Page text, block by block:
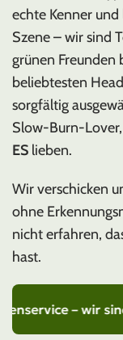
echte Kenner
Szene – wir sind
grünen Freunden
beliebtesten
sorgfältig
Slow-Burn-Lover,
ES lieben.
Wir verschicken
ohne
nicht erfahren,
hast.
– wir sind für